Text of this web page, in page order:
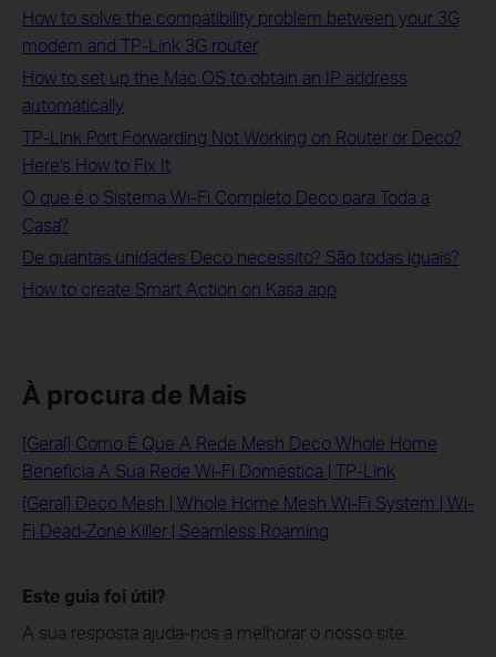
How to solve the compatibility problem between your 3G
modem and TP-Link 3G router
How to set up the Mac OS to obtain an IP address
automatically
TP-Link Port Forwarding Not Working on Router or Deco?
Here's How to Fix It
O que é o Sistema Wi-Fi Completo Deco para Toda a
Casa?
De quantas unidades Deco necessito? São todas iguais?
How to create Smart Action on Kasa app
À procura de Mais
[Geral] Como É Que A Rede Mesh Deco Whole Home
Beneficia A Sua Rede Wi-Fi Doméstica | TP-Link
[Geral] Deco Mesh | Whole Home Mesh Wi-Fi System | Wi-
Fi Dead-Zone Killer | Seamless Roaming
Este guia foi útil?
A sua resposta ajuda-nos a melhorar o nosso site.